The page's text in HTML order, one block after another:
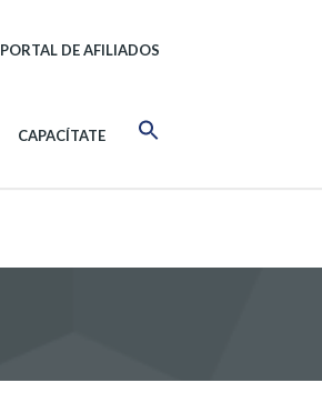
PORTAL DE AFILIADOS
CAPACÍTATE